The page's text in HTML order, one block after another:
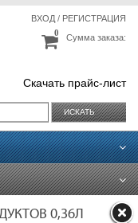
ВХОД/ РЕГИСТРАЦИЯ
Сумма заказа:
0
Скачать прайс-лист
ИСКАТЬ
0,36Л